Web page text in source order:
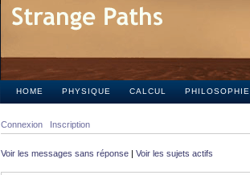
HOME PHYSIQUE CALCUL PHILOSOPHIE
Connexion Inscription
Voir les messages sans réponse | Voir les sujets actifs